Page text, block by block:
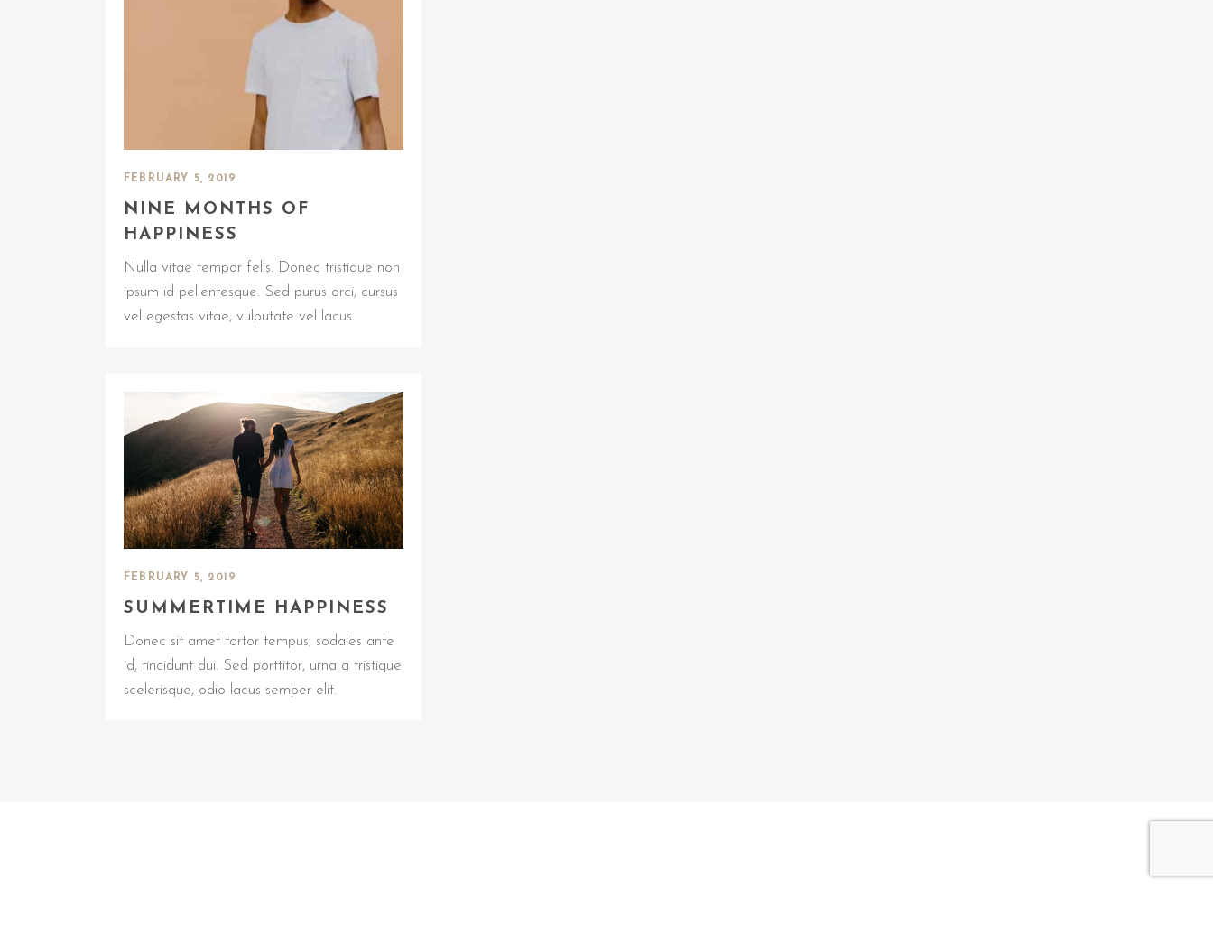
FEBRUARY 5, 2019
NINE MONTHS OF
HAPPINESS
Nulla vitae tempor felis. Donec tristique non
ipsum id pellentesque. Sed purus orci, cursus
vel egestas vitae, vulputate vel lacus.
FEBRUARY 5, 2019
SUMMERTIME HAPPINESS
Donec sit amet tortor tempus, sodales ante
id, tincidunt dui. Sed porttitor, urna a tristique
scelerisque, odio lacus semper elit.